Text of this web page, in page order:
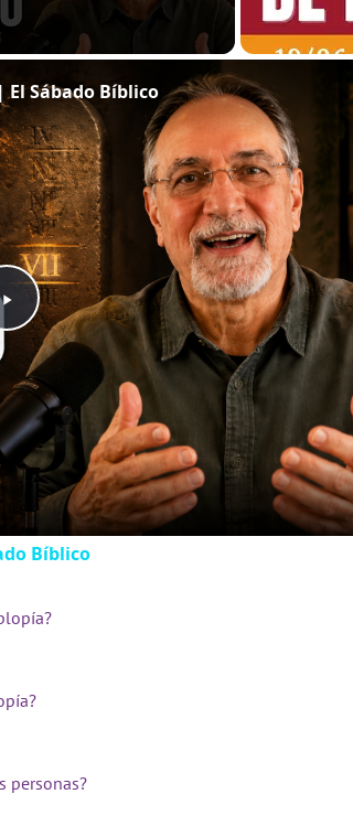
Sábado Bíblico
Bíblico
personas?